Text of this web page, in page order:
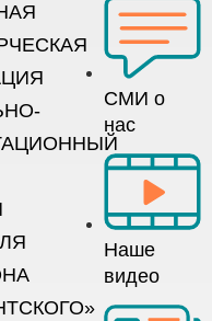
СМИ о
нас
Наше
видео